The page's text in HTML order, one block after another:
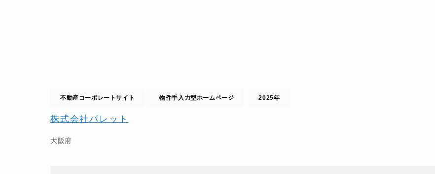
不動産コーポレートサイト 物件手入力型ホームページ 2025年
株式会社パレット
大阪府